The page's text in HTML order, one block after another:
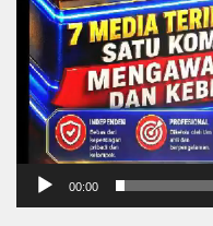
00:00